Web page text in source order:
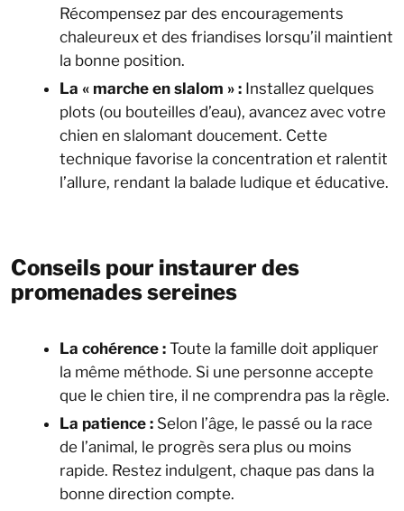
Récompensez par des encouragements
chaleureux et des friandises lorsqu’il maintient
la bonne position.
La « marche en slalom » : Installez quelques
plots (ou bouteilles d’eau), avancez avec votre
chien en slalomant doucement. Cette
technique favorise la concentration et ralentit
l’allure, rendant la balade ludique et éducative.
Conseils pour instaurer des
promenades sereines
La cohérence : Toute la famille doit appliquer
la même méthode. Si une personne accepte
que le chien tire, il ne comprendra pas la règle.
La patience : Selon l’âge, le passé ou la race
de l’animal, le progrès sera plus ou moins
rapide. Restez indulgent, chaque pas dans la
bonne direction compte.